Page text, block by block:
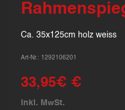
Ca. 35x125cm holz weiss
Art-Nr.: 1292106201
33,95€ €
inkl. MwSt.